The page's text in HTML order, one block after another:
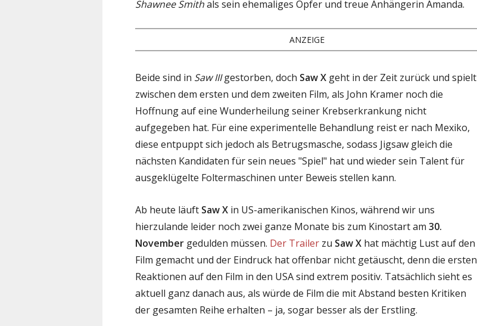
Shawnee Smithals sein ehemaliges Opfer und treue Anhängerin Amanda.
ANZEIGE
Beide sind in Saw IIIgestorben, doch Saw X geht in der Zeit zurück und spielt
zwischen dem ersten und dem zweiten Film, als John Kramer noch die
Hoffnung auf eine Wunderheilung seiner Krebserkrankung nicht
aufgegeben hat. Für eine experimentelle Behandlung reist er nach Mexiko,
diese entpuppt sich jedoch als Betrugsmasche, sodass Jigsaw gleich die
nächsten Kandidaten für sein neues "Spiel" hat und wieder sein Talent für
ausgeklügelte Foltermaschinen unter Beweis stellen kann.
Ab heute läuft Saw X in US-amerikanischen Kinos, während wir uns
hierzulande leider noch zwei ganze Monate bis zum Kinostart am 30.
November gedulden müssen. Der Trailer zu Saw X hat mächtig Lust auf den
Film gemacht und der Eindruck hat offenbar nicht getäuscht, denn die ersten
Reaktionen auf den Film in den USA sind extrem positiv. Tatsächlich sieht es
aktuell ganz danach aus, als würde de Film die mit Abstand besten Kritiken
der gesamten Reihe erhalten – ja, sogar besser als der Erstling.